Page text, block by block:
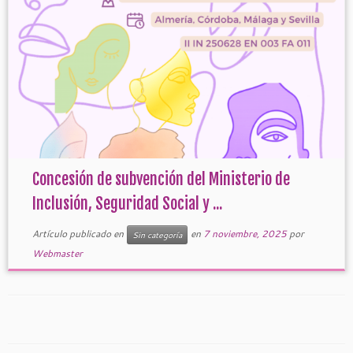
Concesión de subvención del Ministerio de
Inclusión, Seguridad Social y ...
Artículo publicado en Sin categoría en 7 noviembre, 2025 por
Webmaster